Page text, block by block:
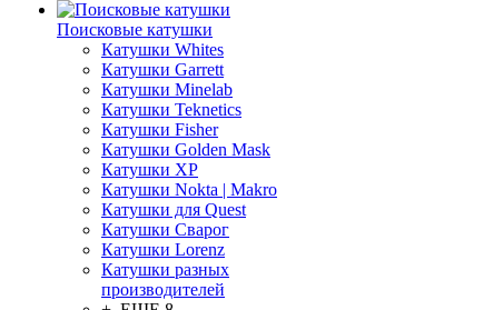
Поисковые катушки
Катушки Whites
Катушки Garrett
Катушки Minelab
Катушки Teknetics
Катушки Fisher
Катушки Golden Mask
Катушки XP
Катушки Nokta | Makro
Катушки для Quest
Катушки Сварог
Катушки Lorenz
Катушки разных
производителей